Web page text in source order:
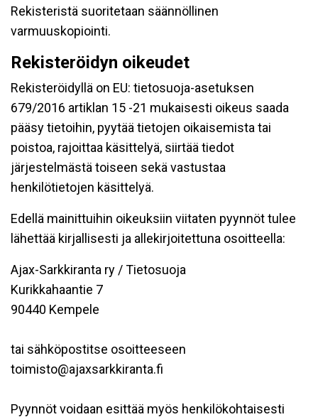
Rekisteristä suoritetaan säännöllinen
varmuuskopiointi.
Rekisteröidyn oikeudet
Rekisteröidyllä on EU: tietosuoja-asetuksen
679/2016 artiklan 15 -21 mukaisesti oikeus saada
pääsy tietoihin, pyytää tietojen oikaisemista tai
poistoa, rajoittaa käsittelyä, siirtää tiedot
järjestelmästä toiseen sekä vastustaa
henkilötietojen käsittelyä.
Edellä mainittuihin oikeuksiin viitaten pyynnöt tulee
lähettää kirjallisesti ja allekirjoitettuna osoitteella:
Ajax-Sarkkiranta ry / Tietosuoja
Kurikkahaantie 7
90440 Kempele
tai sähköpostitse osoitteeseen
toimisto@ajaxsarkkiranta.fi
Pyynnöt voidaan esittää myös henkilökohtaisesti